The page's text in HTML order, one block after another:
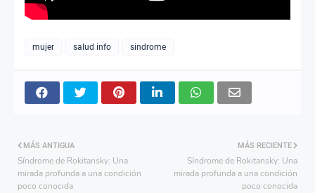
mujer salud info sindrome
MÁS RECIENTE
Síndrome de Rokitansky: Una
mirada profunda a una condición
poco conocida
MÁS ANTIGUA
Síndrome de Rokitansky: Una
mirada profunda a una condición
poco conocida